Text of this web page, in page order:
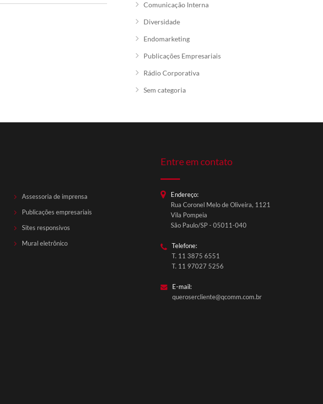
Comunicação Interna
Diversidade
Endomarketing
Publicações Empresariais
Rádio Corporativa
Sem categoria
Assessoria de imprensa
Publicações empresariais
Sites responsivos
Mural eletrônico
Entre em contato
Endereço:
Rua Coronel Melo de Oliveira, 1121
Vila Pompeia
São Paulo/SP - 05011-040
Telefone:
T. 11 3875 6551
T. 11 97027 5256
E-mail:
querosercliente@qcomm.com.br